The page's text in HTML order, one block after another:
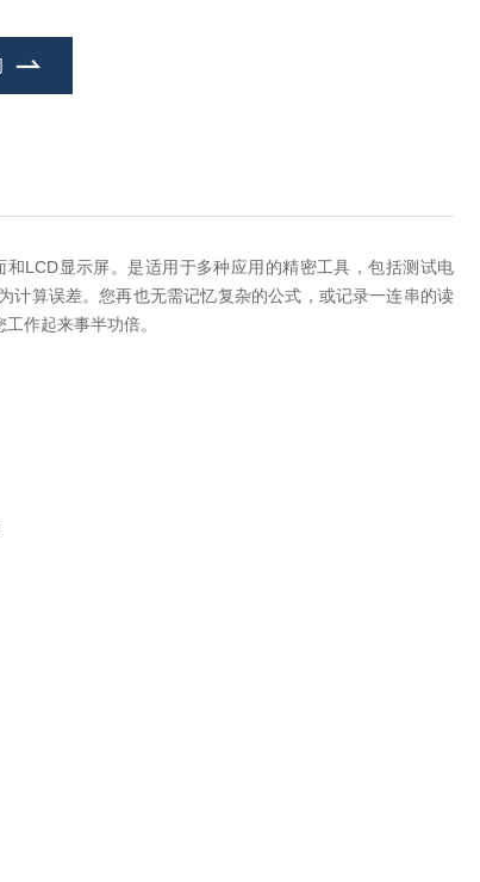
LCD显示屏。是适用于多种应用的精密工具，包括测试电
计算误差。您再也无需记忆复杂的公式，或记录一连串的读
作起来事半功倍。